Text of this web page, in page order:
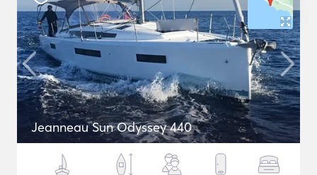
Jeanneau Sun Odyssey 440